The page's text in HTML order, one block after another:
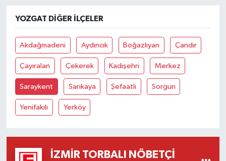
YOZGAT DIĞER İLÇELER
Akdağmadeni Aydıncık Boğazlıyan Çandır
Çayıralan Çekerek Kadışehri Merkez
Saraykent Sarıkaya Şefaatli Sorgun
Yenifakılı Yerköy
İZMIR TORBALI NÖBETÇI